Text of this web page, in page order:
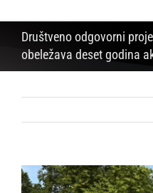
Društveno odgovorni
obeležava deset godina
View
Larger